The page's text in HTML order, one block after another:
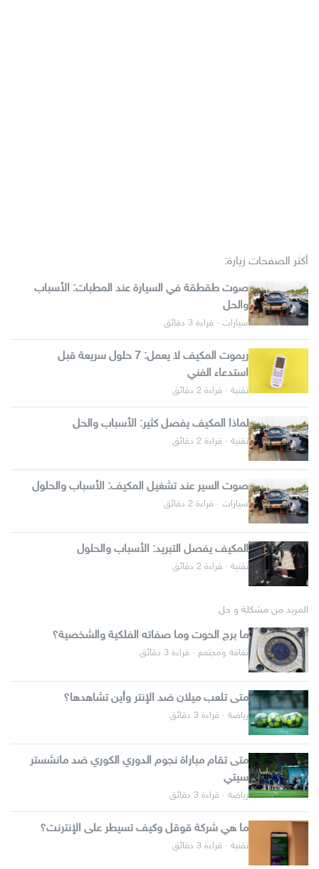
أكثر الصفحات زيارة:
صوت طقطقة في السيارة عند المطبات: الأسباب
والحل
سيارات · قراءة 3 دقائق
ريموت المكيف لا يعمل: 7 حلول سريعة قبل
استدعاء الفني
تقنية · قراءة 2 دقائق
لماذا المكيف يفصل كثير: الأسباب والحل
تقنية · قراءة 2 دقائق
صوت السير عند تشغيل المكيف: الأسباب والحلول
سيارات · قراءة 2 دقائق
المكيف يفصل التبريد: الأسباب والحلول
تقنية · قراءة 2 دقائق
المزيد من مشكلة و حل
ما برج الحوت وما صفاته الفلكية والشخصية؟
ثقافة ومجتمع · قراءة 3 دقائق
متى تلعب ميلان ضد الإنتر وأين تشاهدها؟
رياضة · قراءة 3 دقائق
متى تقام مباراة نجوم الدوري الكوري ضد مانشستر
سيتي
رياضة · قراءة 3 دقائق
ما هي شركة قوقل وكيف تسيطر على الإنترنت؟
تقنية · قراءة 3 دقائق